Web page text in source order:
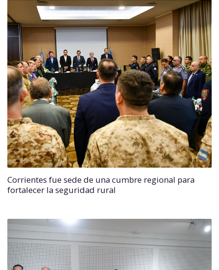
Corrientes fue sede de una cumbre regional para
fortalecer la seguridad rural